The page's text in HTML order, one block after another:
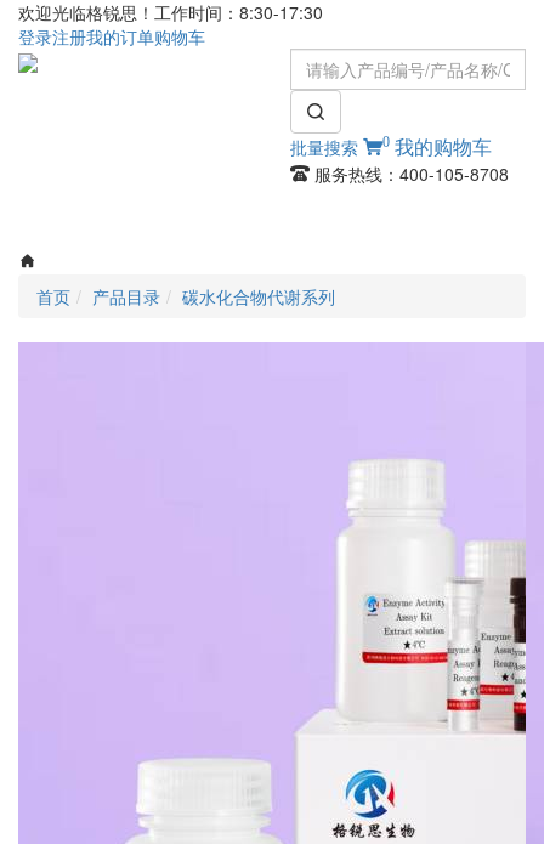
欢迎光临格锐思！工作时间：8:30-17:30
登录注册我的订单购物车
批量搜索 0 我的购物车
服务热线：400-105-8708
首页 产品目录 碳水化合物代谢系列